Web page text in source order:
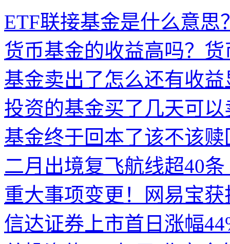
ETF联接基金是什么意思
货币基金的收益高吗？
基金卖出了怎么还有收
投资的基金买了几天可
基金终于回本了该不该
二月出境复飞航线超40
重大事项变更！网易宝
信达证券上市首日涨幅